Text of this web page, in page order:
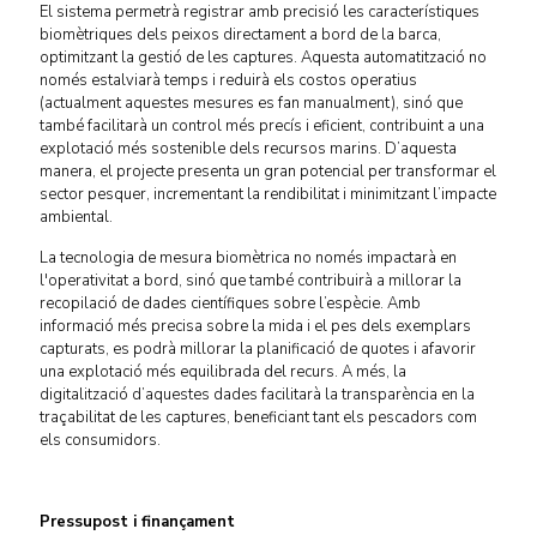
El sistema permetrà registrar amb precisió les característiques
biomètriques dels peixos directament a bord de la barca,
optimitzant la gestió de les captures. Aquesta automatització no
només estalviarà temps i reduirà els costos operatius
(actualment aquestes mesures es fan manualment), sinó que
també facilitarà un control més precís i eficient, contribuint a una
explotació més sostenible dels recursos marins. D’aquesta
manera, el projecte presenta un gran potencial per transformar el
sector pesquer, incrementant la rendibilitat i minimitzant l’impacte
ambiental.
La tecnologia de mesura biomètrica no només impactarà en
l'operativitat a bord, sinó que també contribuirà a millorar la
recopilació de dades científiques sobre l’espècie. Amb
informació més precisa sobre la mida i el pes dels exemplars
capturats, es podrà millorar la planificació de quotes i afavorir
una explotació més equilibrada del recurs. A més, la
digitalització d’aquestes dades facilitarà la transparència en la
traçabilitat de les captures, beneficiant tant els pescadors com
els consumidors.
Pressupost i finançament